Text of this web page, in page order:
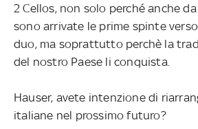
2 Cellos, non solo perché anche
sono arrivate le prime spinte
duo, ma soprattutto perchè la
del nostro Paese li conquista.
Hauser, avete intenzione di
italiane nel prossimo futuro?